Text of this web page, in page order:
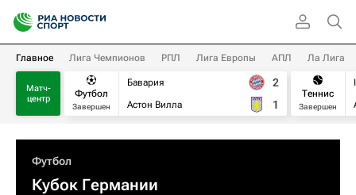
Главное Лига Чемпионов РПЛ Лига Европы АПЛ Ла Лига
Матч-
центр
Футбол
Завершен
Бавария
Астон Вилла
2
1
Теннис
Завершен
Футбол
Кубок Германии